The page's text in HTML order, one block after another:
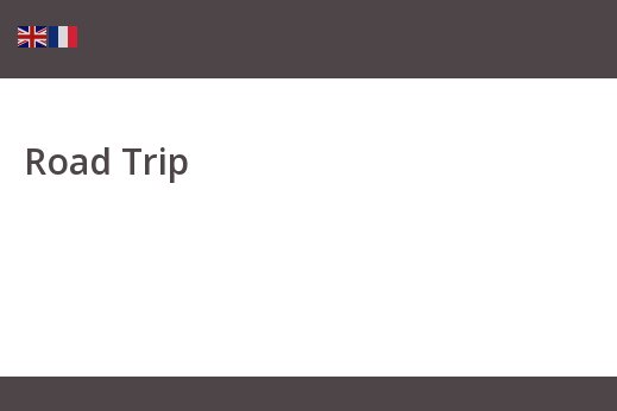
Road Trip